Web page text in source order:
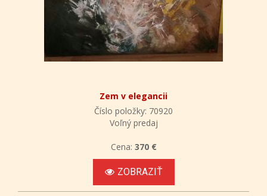
Zem v elegancii
Číslo položky: 70920
Voľný predaj
Cena: 370 €
ZOBRAZIŤ